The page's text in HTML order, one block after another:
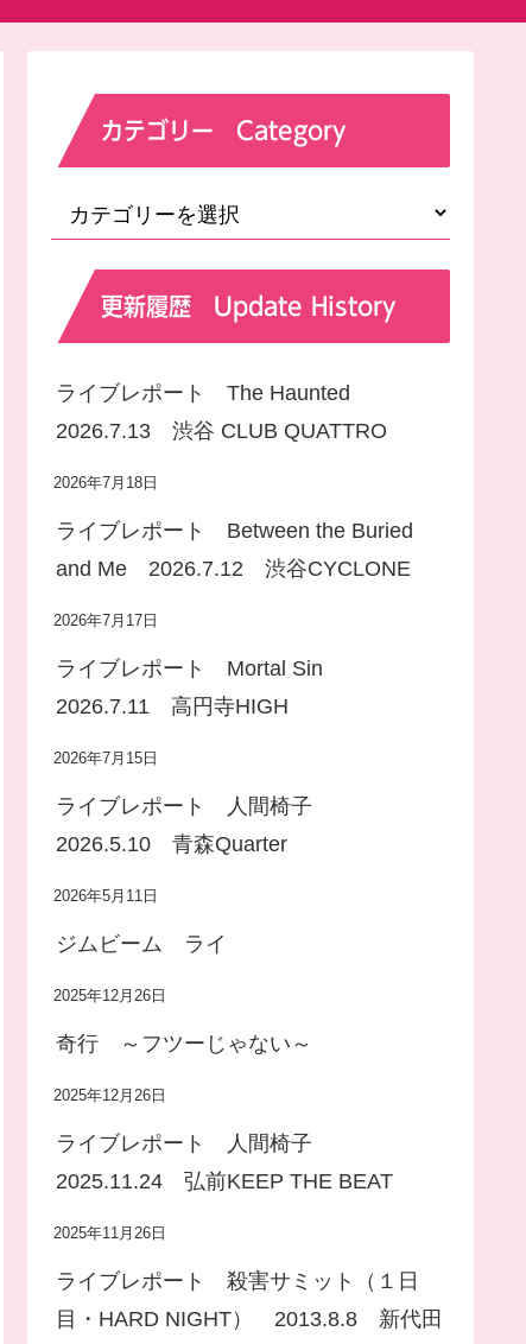
カテゴリー Category
更新履歴 Update History
ライブレポート The Haunted
2026.7.13 渋谷 CLUB QUATTRO
2026年7月18日
ライブレポート Between the Buried
and Me 2026.7.12 渋谷CYCLONE
2026年7月17日
ライブレポート Mortal Sin
2026.7.11 高円寺HIGH
2026年7月15日
ライブレポート 人間椅子
2026.5.10 青森Quarter
2026年5月11日
ジムビーム ライ
2025年12月26日
奇行 ～フツーじゃない～
2025年12月26日
ライブレポート 人間椅子
2025.11.24 弘前KEEP THE BEAT
2025年11月26日
ライブレポート 殺害サミット（１日
目・HARD NIGHT） 2013.8.8 新代田